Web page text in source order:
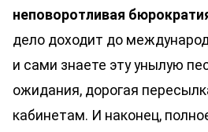
неповоротливая
дело доходит до
и сами знаете эту унылую
ожидания, дорогая
кабинетам. И наконец,